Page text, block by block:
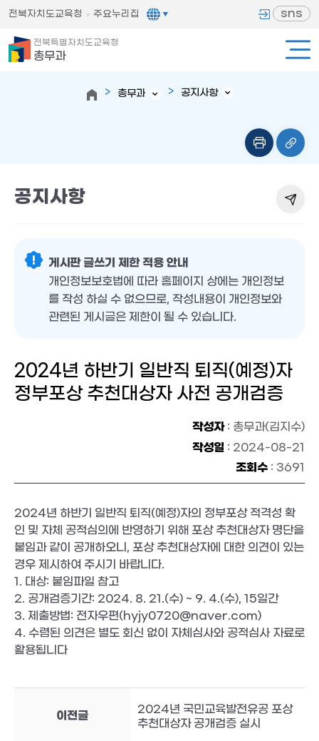
전북자치도교육청 주요누리집 sns
전북특별자치도교육청
총무과
총무과 공지사항
공지사항
게시판 글쓰기 제한 적용 안내
개인정보보호법에 따라 홈페이지 상에는 개인정보
를 작성 하실 수 없으므로, 작성내용이 개인정보와
관련된 게시글은 제한이 될 수 있습니다.
2024년 하반기 일반직 퇴직(예정)자
정부포상 추천대상자 사전 공개검증
작성자: 총무과(김지수)
작성일 : 2024-08-21
조회수 : 3691
2024년 하반기 일반직 퇴직(예정)자의 정부포상 적격성 확
인 및 자체 공적심의에 반영하기 위해 포상 추천대상자 명단을
붙임과 같이 공개하오니, 포상 추천대상자에 대한 의견이 있는
경우 제시하여 주시기 바랍니다.
1. 대상: 붙임파일 참고
2. 공개검증기간: 2024. 8. 21.(수) ~ 9. 4.(수), 15일간
3. 제출방법: 전자우편(hyjy0720@naver.com)
4. 수렴된 의견은 별도 회신 없이 자체심사와 공적심사 자료로
활용됩니다
이전글
2024년 국민교육발전유공 포상
추천대상자 공개검증 실시